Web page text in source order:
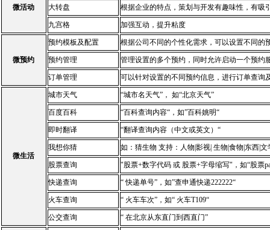
微活动 大转盘 根据企业的特点，策划与开发有趣味性，有吸
九宫格 加强互动，提升粘度
微预约
预约模板及配置 根据公司不同的个性化需求，可以设置不同的
预约管理 管理设置的多个预约，同时允许启动一个预约
订单管理 可以针对设置的不同预约信息，进行订单查询
微生活
城市天气 “城市名天气”， 如“北京天气”
百度百科 “百科查询内容“，如”百科姚明“
即时翻译 “翻译查询内容（中文或英文）“
我想你猜 如：猜生物 支持：人物|影视| 生物|食物|东西|文
股票查询 "股票+数字代码 或 股票+字母缩写"，如“股票
快递查询 “ 快递单号”，如”查申通快递222222“
火车查询 “ 火车车次”，如“ 火车T109“
公交查询 “ 在北京从东直门到西直门”